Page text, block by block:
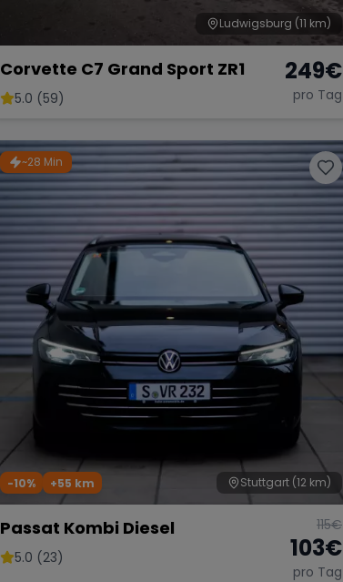
Ludwigsburg (11 km)
Corvette C7 Grand Sport ZR1
5.0 (59)
249€
pro Tag
~28 Min
Stuttgart (12 km)
-10% +55 km
Passat Kombi Diesel
5.0 (23)
115€
103€
pro Tag